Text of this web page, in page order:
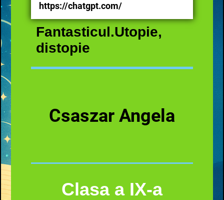
https://chatgpt.com/
Fantasticul.Utopie,
distopie
Csaszar Angela
Clasa a IX-a